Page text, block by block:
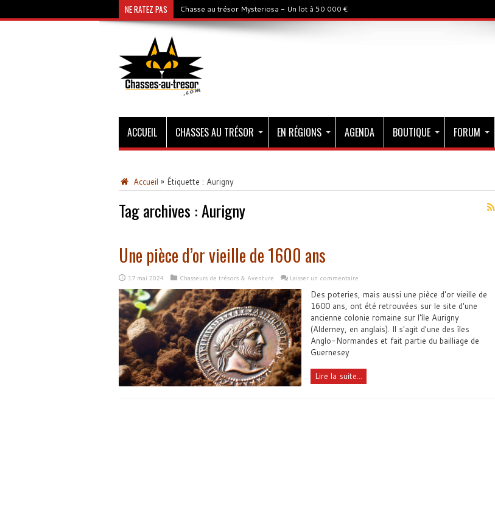
NE RATEZ PAS Chasse au trésor Mysteriosa - Un lot à 50 000 €
ACCUEIL CHASSES AU TRÉSOR EN RÉGIONS AGENDA BOUTIQUE FORUM
Accueil » Étiquette : Aurigny
Tag archives :Aurigny
Une pièce d’or vieille de 1600 ans
17 mai 2024 Chasseurs de trésors & Aventure Laisser un commentaire
Des poteries, mais aussi une pièce d'or vieille de
1600 ans, ont été retrouvées sur le site d'une
ancienne colonie romaine sur l'île Aurigny
(Alderney, en anglais). Il s'agit d'une des îles
Anglo-Normandes et fait partie du bailliage de
Guernesey
Lire la suite...